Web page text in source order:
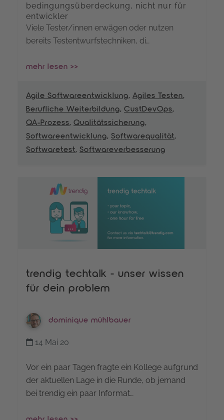
bedingungsüberdeckung, nicht nur für
entwickler
Viele Tester/innen erwägen oder nutzen
bereits Testentwurfstechniken, di…
mehr lesen >>
Agile Softwareentwicklung, Agiles Testen,
Berufliche Weiterbildung, CustDevOps,
QA-Prozess, Qualitätssicherung,
Softwareentwicklung, Softwarequalität,
Softwaretest, Softwareverbesserung
trendig techtalk - unser wissen
für dein problem
dominique mühlbauer
14 Mai 20
Vor ein paar Tagen fragte ein Kollege aufgrund
der aktuellen Lage in die Runde, ob jemand
bei trendig ein paar Informat…